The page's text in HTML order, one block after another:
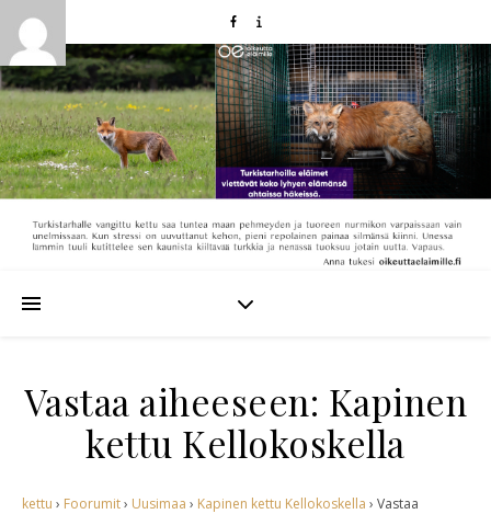
Vastaa aiheeseen: Kapinen
kettu Kellokoskella
kettu › Foorumit› Uusimaa › Kapinen kettu Kellokoskella › Vastaa